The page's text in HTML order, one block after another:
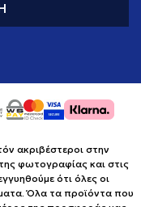
ακριβέστεροι στην
φωτογραφίας και στις
ότι όλες οι
Όλα τα προϊόντα που